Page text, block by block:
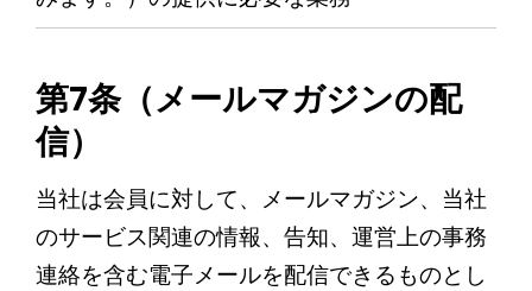
第7条（メールマガジンの配
信）
当社は会員に対して、メールマガジン、当社
のサービス関連の情報、告知、運営上の事務
連絡を含む電子メールを配信できるものとし